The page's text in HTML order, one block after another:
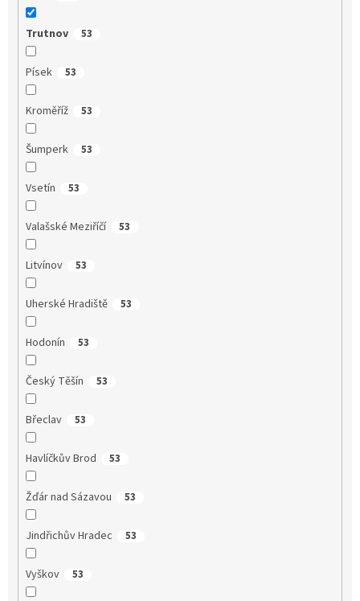
Trutnov 53
Písek 53
Kroměříž 53
Šumperk 53
Vsetín 53
Valašské Meziříčí 53
Litvínov 53
Uherské Hradiště 53
Hodonín 53
Český Těšín 53
Břeclav 53
Havlíčkův Brod 53
Žďár nad Sázavou 53
Jindřichův Hradec 53
Vyškov 53